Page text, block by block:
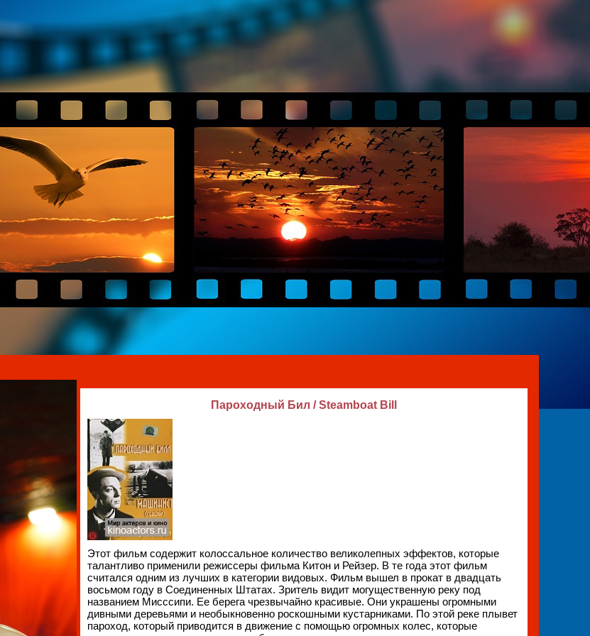
Пароходный Бил / Steamboat Bill
Этот фильм содержит колоссальное количество великолепных эффектов, которые
талантливо применили режиссеры фильма Китон и Рейзер. В те года этот фильм
считался одним из лучших в категории видовых. Фильм вышел в прокат в двадцать
восьмом году в Соединенных Штатах. Зритель видит могущественную реку под
названием Мисссипи. Ее берега чрезвычайно красивые. Они украшены огромными
дивными деревьями и необыкновенно роскошными кустарниками. По этой реке плывет
пароход, который приводится в движение с помощью огромных колес, которые